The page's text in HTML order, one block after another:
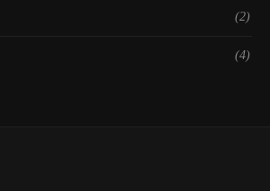
(2)
(4)